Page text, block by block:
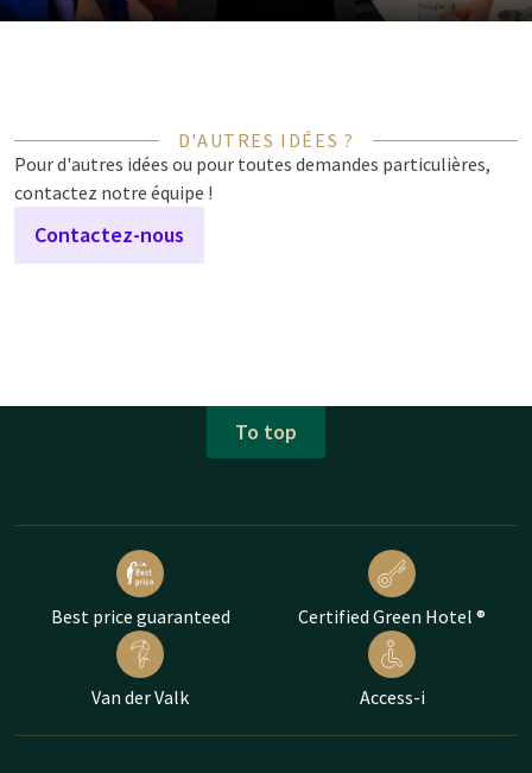
D'AUTRES IDÉES ?
Pour d'autres idées ou pour toutes demandes particulières,
contactez notre équipe !
Contactez-nous
To top
Best price guaranteed Certified Green Hotel ®
Van der Valk Access-i